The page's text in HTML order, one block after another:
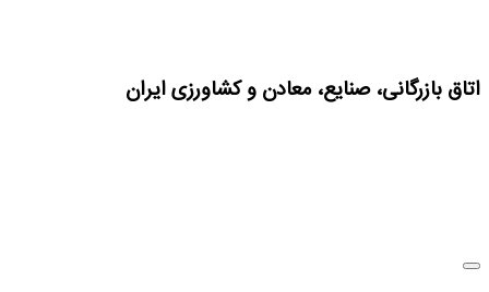
اتاق بازرگانی، صنایع، معادن و کشاورزی ایران